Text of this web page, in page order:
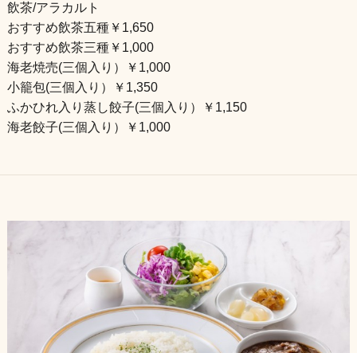
飲茶/アラカルト
おすすめ飲茶五種￥1,650
おすすめ飲茶三種￥1,000
海老焼売(三個入り）￥1,000
小籠包(三個入り）￥1,350
ふかひれ入り蒸し餃子(三個入り）￥1,150
海老餃子(三個入り）￥1,000